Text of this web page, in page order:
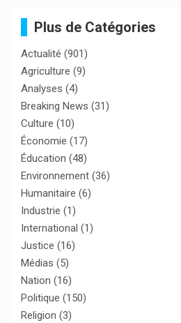
Plus de Catégories
Actualité (901)
Agriculture (9)
Analyses (4)
Breaking News (31)
Culture (10)
Économie (17)
Éducation (48)
Environnement (36)
Humanitaire (6)
Industrie (1)
International (1)
Justice (16)
Médias (5)
Nation (16)
Politique (150)
Religion (3)